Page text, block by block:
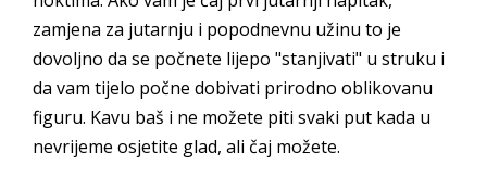
zamjena za jutarnju i popodnevnu užinu to je
dovoljno da se počnete lijepo "stanjivati" u struku i
da vam tijelo počne dobivati prirodno oblikovanu
figuru. Kavu baš i ne možete piti svaki put kada u
nevrijeme osjetite glad, ali čaj možete.